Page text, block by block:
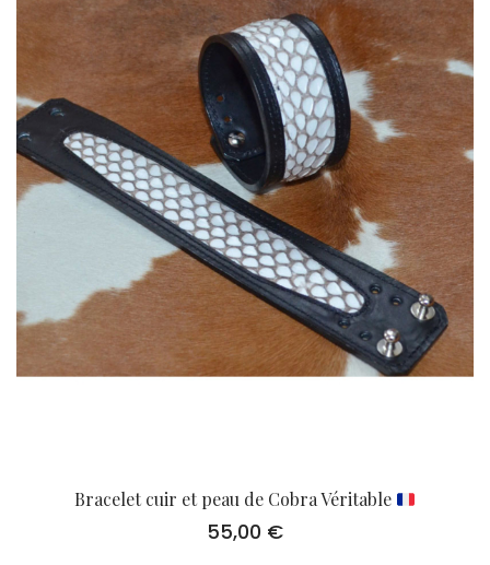
Bracelet cuir et peau de Cobra Véritable
55,00 €